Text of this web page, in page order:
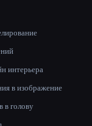
интерьера
в изображение
в голову